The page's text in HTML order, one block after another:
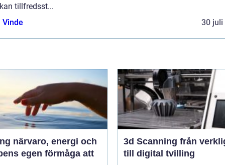
tillfredsst...
Vinde
30 juli
och
egen förmåga att
3d Scanning från verklighet
till digital tvilling